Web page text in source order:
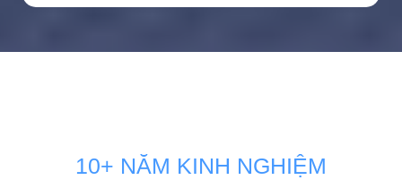
10+ NĂM KINH NGHIỆM